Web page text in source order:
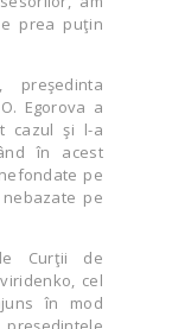
prea puţin
O. Egorova a
cazul şi l-a
în acest
pe
pe
Curţii de
cel
în mod